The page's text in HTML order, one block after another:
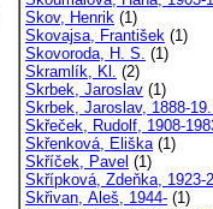
Skov, Henrik (1)
Skovajsa, František (1)
Skovoroda, H. S. (1)
Skramlík, Kl. (2)
Skrbek, Jaroslav (1)
Skrbek, Jaroslav, 1888-
Skřeček, Rudolf, 1908-
Skřenková, Eliška(1)
Skříček, Pavel (1)
Skřípková, Zdeňka, 1923-
Skřivan, Aleš, 1944- (1)